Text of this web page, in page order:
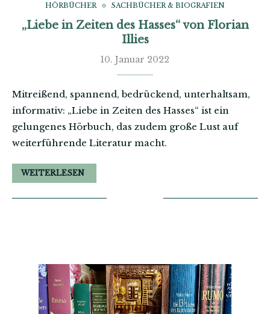
HÖRBÜCHER SACHBÜCHER & BIOGRAFIEN
„Liebe in Zeiten des Hasses“ von Florian
Illies
10. Januar 2022
Mitreißend, spannend, bedrückend, unterhaltsam,
informativ: „Liebe in Zeiten des Hasses“ ist ein
gelungenes Hörbuch, das zudem große Lust auf
weiterführende Literatur macht.
WEITERLESEN